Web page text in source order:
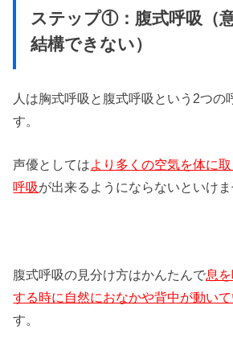
ステップ①：腹式呼吸（
結構できない）
人は胸式呼吸と腹式呼吸という2つの
す。
声優としてはより多くの空気を体に
呼吸が出来るようにならないといけま
腹式呼吸の見分け方はかんたんで息
する時に自然におなかや背中が動い
す。